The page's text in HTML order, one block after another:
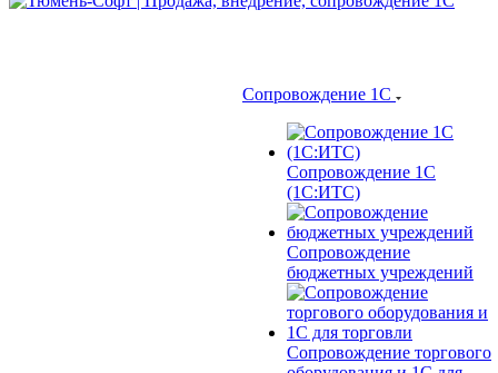
Сопровождение 1С
Сопровождение 1С
(1С:ИТС)
Сопровождение
бюджетных учреждений
Сопровождение торгового